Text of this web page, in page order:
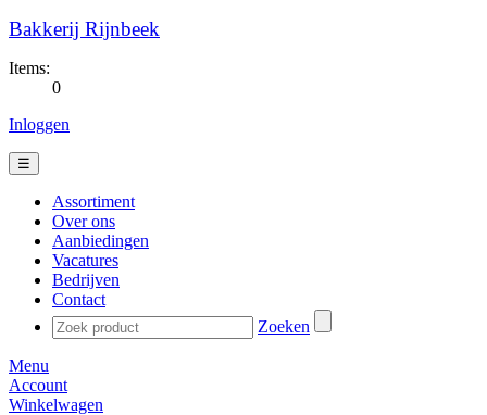
Bakkerij Rijnbeek
Items:
0
Inloggen
☰
Assortiment
Over ons
Aanbiedingen
Vacatures
Bedrijven
Contact
Zoeken
Menu
Account
Winkelwagen